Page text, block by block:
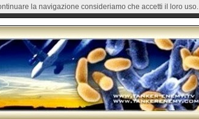
la navigazione consideriamo che accetti il loro uso.